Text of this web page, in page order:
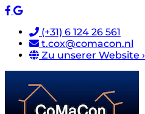
(+31) 6 124 26 561
t.cox@comacon.nl
Zu unserer Website ›